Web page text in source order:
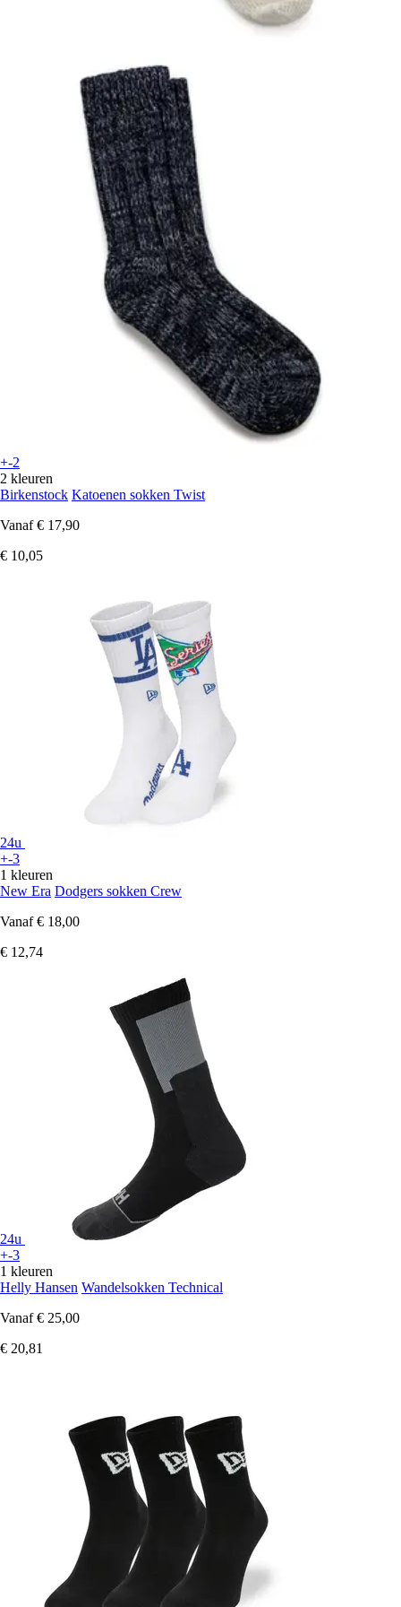
+-2
2 kleuren
Birkenstock Katoenen sokken Twist
Vanaf € 17,90
€ 10,05
24u
+-3
1 kleuren
New Era Dodgers sokken Crew
Vanaf € 18,00
€ 12,74
24u
+-3
1 kleuren
Helly Hansen Wandelsokken Technical
Vanaf € 25,00
€ 20,81